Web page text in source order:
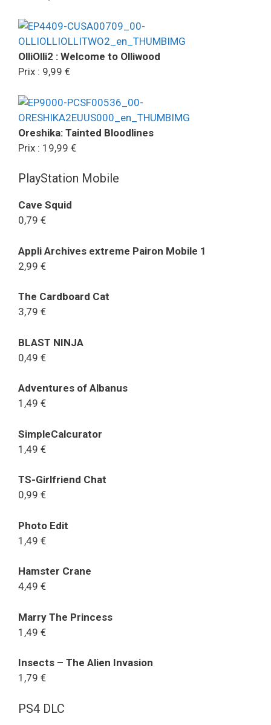
OlliOlli2 : Welcome to Olliwood
Prix : 9,99 €
Oreshika: Tainted Bloodlines
Prix : 19,99 €
PlayStation Mobile
Cave Squid
0,79 €
Appli Archives extreme Pairon Mobile 1
2,99 €
The Cardboard Cat
3,79 €
BLAST NINJA
0,49 €
Adventures of Albanus
1,49 €
SimpleCalcurator
1,49 €
TS-Girlfriend Chat
0,99 €
Photo Edit
1,49 €
Hamster Crane
4,49 €
Marry The Princess
1,49 €
Insects – The Alien Invasion
1,79 €
PS4 DLC